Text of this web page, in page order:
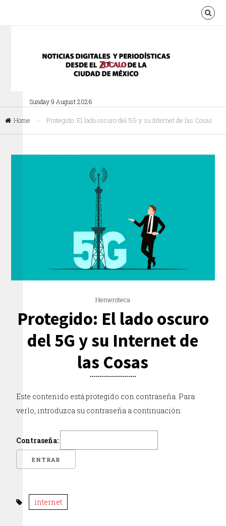
Sunday 9 August 2026
Home » Protegido: El lado oscuro del 5G y su Internet de las Cosas
Hemeroteca
Protegido: El lado oscuro
del 5G y su Internet de
las Cosas
Este contenido está protegido con contraseña. Para
verlo, introduzca su contraseña a continuación:
Contraseña:
internet